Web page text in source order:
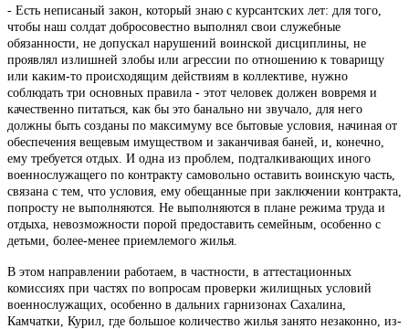
- Есть неписаный закон, который знаю с курсантских лет: для того,
чтобы наш солдат добросовестно выполнял свои служебные
обязанности, не допускал нарушений воинской дисциплины, не
проявлял излишней злобы или агрессии по отношению к товарищу
или каким-то происходящим действиям в коллективе, нужно
соблюдать три основных правила - этот человек должен вовремя и
качественно питаться, как бы это банально ни звучало, для него
должны быть созданы по максимуму все бытовые условия, начиная от
обеспечения вещевым имуществом и заканчивая баней, и, конечно,
ему требуется отдых. И одна из проблем, подталкивающих иного
военнослужащего по контракту самовольно оставить воинскую часть,
связана с тем, что условия, ему обещанные при заключении контракта,
попросту не выполняются. Не выполняются в плане режима труда и
отдыха, невозможности порой предоставить семейным, особенно с
детьми, более-менее приемлемого жилья.
В этом направлении работаем, в частности, в аттестационных
комиссиях при частях по вопросам проверки жилищных условий
военнослужащих, особенно в дальних гарнизонах Сахалина,
Камчатки, Курил, где большое количество жилья занято незаконно, из-